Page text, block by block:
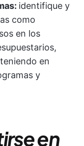
identifique y
como
en los
en
y
en